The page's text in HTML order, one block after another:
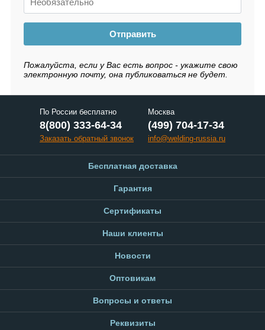
Отправить
Пожалуйста, если у Вас есть вопрос - укажите свою
электронную почту, она публиковаться не будет.
По России бесплатно
8(800) 333-64-34
Заказать обратный звонок
Москва
(499) 704-17-34
info@welding-russia.ru
Бесплатная доставка
Гарантия
Сертификаты
Наши клиенты
Новости
Оптовикам
Вопросы и ответы
Реквизиты